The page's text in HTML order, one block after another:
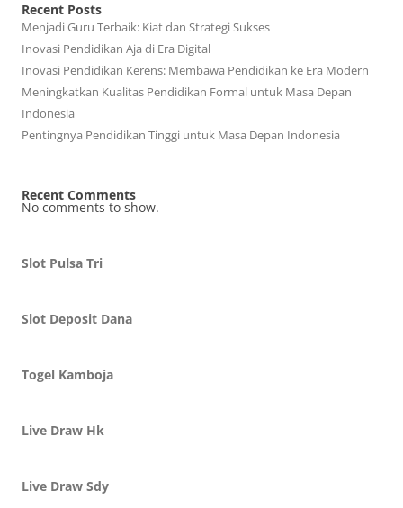
Recent Posts
Menjadi Guru Terbaik: Kiat dan Strategi Sukses
Inovasi Pendidikan Aja di Era Digital
Inovasi Pendidikan Kerens: Membawa Pendidikan ke Era Modern
Meningkatkan Kualitas Pendidikan Formal untuk Masa Depan
Indonesia
Pentingnya Pendidikan Tinggi untuk Masa Depan Indonesia
Recent Comments
No comments to show.
Slot Pulsa Tri
Slot Deposit Dana
Togel Kamboja
Live Draw Hk
Live Draw Sdy